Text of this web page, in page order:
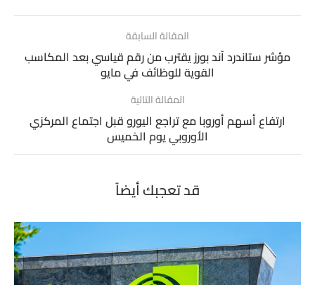
المقالة السابقة
مؤشر ستاندرد آند بورز يقترب من رقم قياسي بعد المكاسب
القوية للوظائف في مايو
المقالة التالية
ارتفاع أسهم أوروبا مع تراجع اليورو قبل اجتماع المركزي
الأوروبي يوم الخميس
قد تعجبك أيضاً